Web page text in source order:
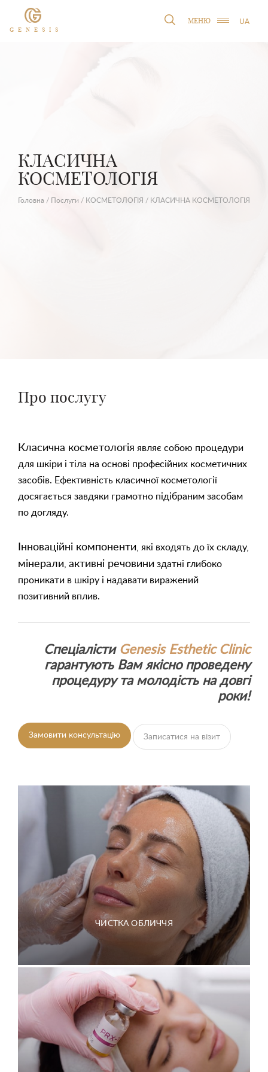
GENESIS
МЕНЮ UA
КЛАСИЧНА
КОСМЕТОЛОГІЯ
Головна / Послуги / КОСМЕТОЛОГІЯ / КЛАСИЧНА КОСМЕТОЛОГІЯ
Про послугу
Класична косметологія являє собою процедури
для шкіри і тіла на основі професійних косметичних
засобів. Ефективність класичної косметології
досягається завдяки грамотно підібраним засобам
по догляду.
Інноваційні компоненти, які входять до їх складу,
мінерали, активні речовиниздатні глибоко
проникати в шкіру і надавати виражений
позитивний вплив.
Спеціалісти Genesis Esthetic Clinic
гарантують Вам якісно проведену
процедуру та молодість на довгі
роки!
Замовити консультацію Записатися на візит
ЧИСТКА ОБЛИЧЧЯ